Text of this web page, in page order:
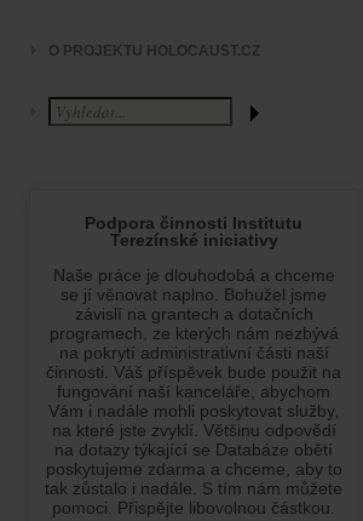
O PROJEKTU HOLOCAUST.CZ